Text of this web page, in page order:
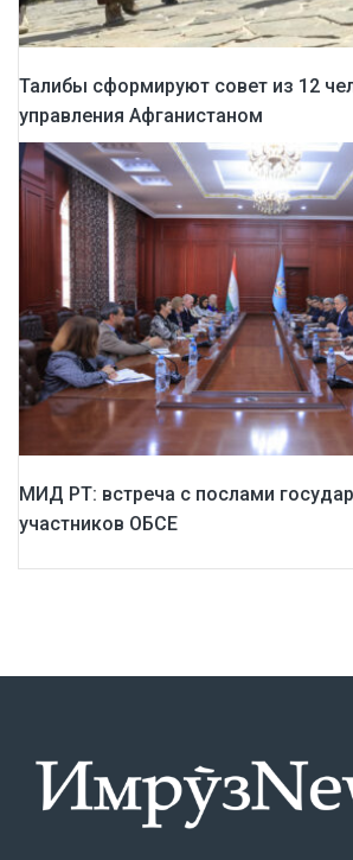
Талибы сформируют совет из 12
управления Афганистаном
МИД РТ: встреча с послами
участников ОБСЕ